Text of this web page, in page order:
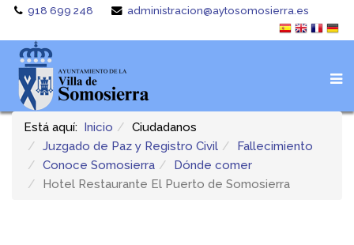
918 699 248 administracion@aytosomosierra.es
Está aquí: Inicio
Ciudadanos
Juzgado de Paz y Registro Civil
Fallecimiento
Conoce Somosierra
Dónde comer
Hotel Restaurante El Puerto de Somosierra